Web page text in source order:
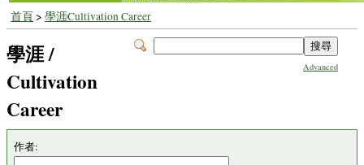
首頁> 學涯∕Cultivation Career
Advanced
學涯 /
Cultivation
Career
作者: